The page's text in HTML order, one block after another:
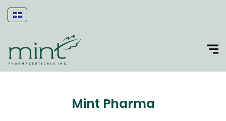
Mint Pharma